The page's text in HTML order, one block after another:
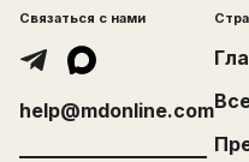
Связаться с нами
help@mdonline.com